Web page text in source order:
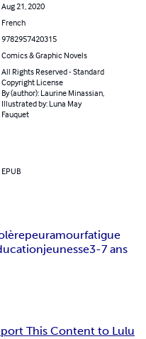
Aug 21, 2020
French
9782957420315
Comics & Graphic Novels
All Rights Reserved - Standard
Copyright License
By (author): Laurine Minassian,
Illustrated by: Luna May
Fauquet
EPUB
peuramourfatigue
jeunesse3-7 ans
This Content to Lulu